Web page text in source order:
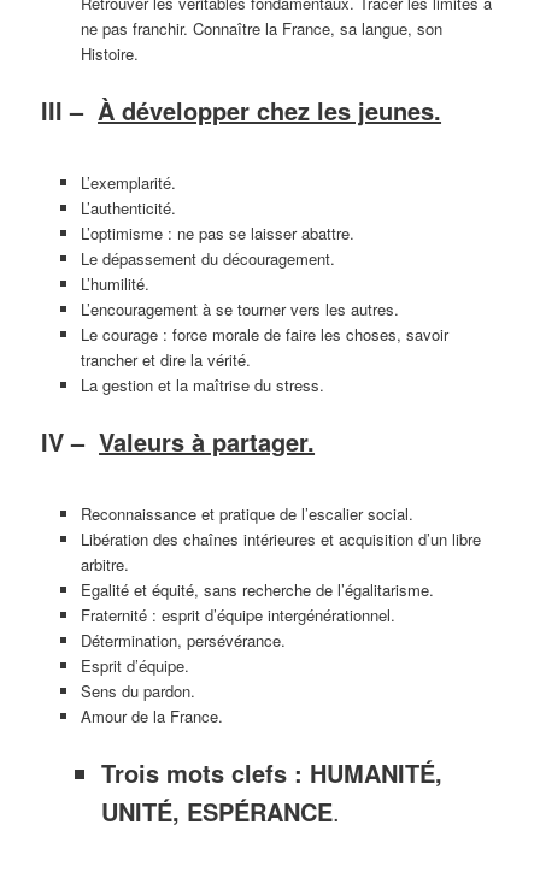
ne pas franchir. Connaître la France, sa langue, son
Histoire.
III –À développer chez les jeunes.
L’exemplarité.
L’authenticité.
L’optimisme : ne pas se laisser abattre.
Le dépassement du découragement.
L’humilité.
L’encouragement à se tourner vers les autres.
Le courage : force morale de faire les choses, savoir
trancher et dire la vérité.
La gestion et la maîtrise du stress.
IV –Valeurs à partager.
Reconnaissance et pratique de l’escalier social.
Libération des chaînes intérieures et acquisition d’un libre
arbitre.
Egalité et équité, sans recherche de l’égalitarisme.
Fraternité : esprit d’équipe intergénérationnel.
Détermination, persévérance.
Esprit d’équipe.
Sens du pardon.
Amour de la France.
Trois mots clefs : HUMANITÉ,
UNITÉ, ESPÉRANCE.